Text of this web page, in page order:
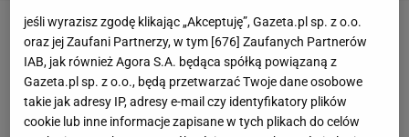
Wymęczone zwycięstwo
Walkę o Puchar Polski w bydgoskiej hali Łuczniczka
rozpoczęła konfrontacja gospodarza - Delecty
jeśli wyrazisz zgodę klikając „Akceptuję”, Gazeta.pl sp. z o.o.
oraz jej Zaufani Partnerzy, w tym [676] Zaufanych Partnerów
IAB, jak również Agora S.A. będąca spółką powiązaną z
Gazeta.pl sp. z o.o., będą przetwarzać Twoje dane osobowe
takie jak adresy IP, adresy e-mail czy identyfikatory plików
cookie lub inne informacje zapisane w tych plikach do celów